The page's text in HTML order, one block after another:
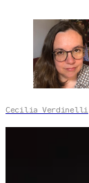
Cecilia Verdinelli